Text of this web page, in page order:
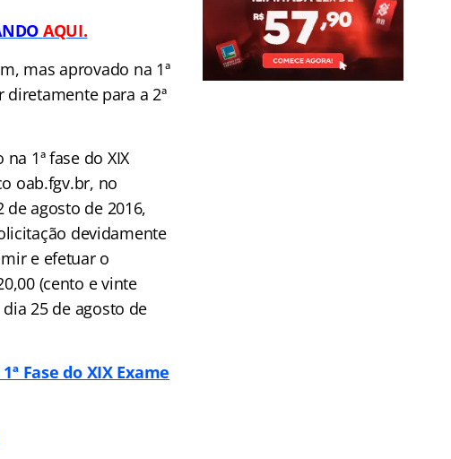
AQUI.
mas aprovado na 1ª
para a 2ª
1ª fase do XIX
oab.fgv.br, no
agosto de 2016,
devidamente
e efetuar o
(cento e vinte
25 de agosto de
Fase do XIX Exame